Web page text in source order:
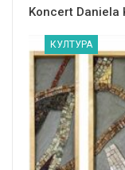
Koncert Daniela
КУЛТУРА